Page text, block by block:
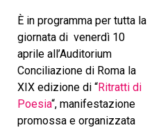
È in programma per tutta la
giornata di venerdì 10
aprile all’Auditorium
Conciliazione di Roma la
XIX edizione di “Ritratti di
Poesia“, manifestazione
promossa e organizzata